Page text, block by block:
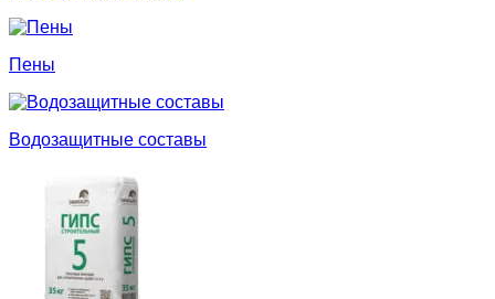
Пены
Водозащитные составы